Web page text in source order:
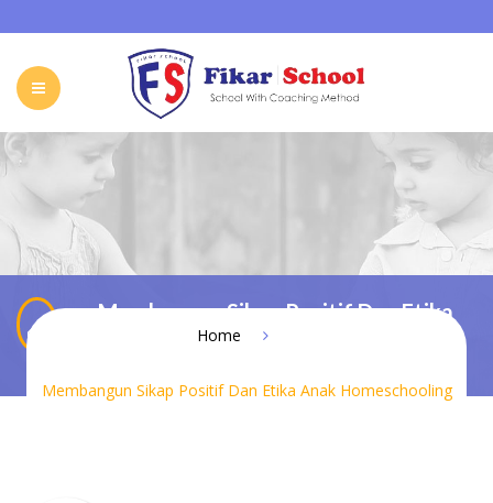
ABOUT FIKAR SCHOOL CAREER
FIKAR SCHOOL ONLINE CONTACT INDONESIA
Membangun Sikap Positif Dan Etika
Anak Homeschooling
Home
Membangun Sikap Positif Dan Etika Anak Homeschooling